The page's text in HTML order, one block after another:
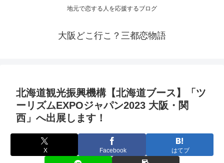
地元で恋する人を応援するブログ
大阪どこ行こ？三都恋物語
北海道観光振興機構【北海道ブース】「ツ
ーリズムEXPOジャパン2023 大阪 ・関
西」へ出展します！
X Facebook はてブ